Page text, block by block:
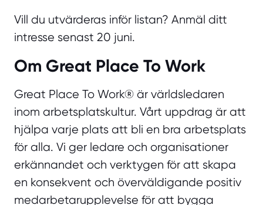
Vill du utvärderas inför listan? Anmäl ditt
intresse senast 20 juni.
Om Great Place To Work
Great Place To Work® är världsledaren
inom arbetsplatskultur. Vårt uppdrag är att
hjälpa varje plats att bli en bra arbetsplats
för alla. Vi ger ledare och organisationer
erkännandet och verktygen för att skapa
en konsekvent och överväldigande positiv
medarbetarupplevelse för att bygga